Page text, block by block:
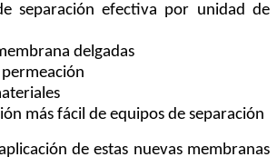
separación efectiva por unidad de
delgadas
más fácil de equipos de separación
de estas nuevas membranas